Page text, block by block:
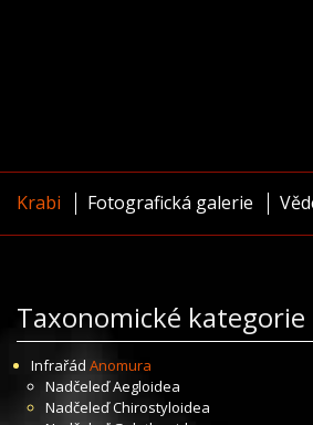
Krabi Fotografická galerie
Taxonomické kategorie
Infrařád Anomura
NadčeleďAegloidea
NadčeleďChirostyloidea